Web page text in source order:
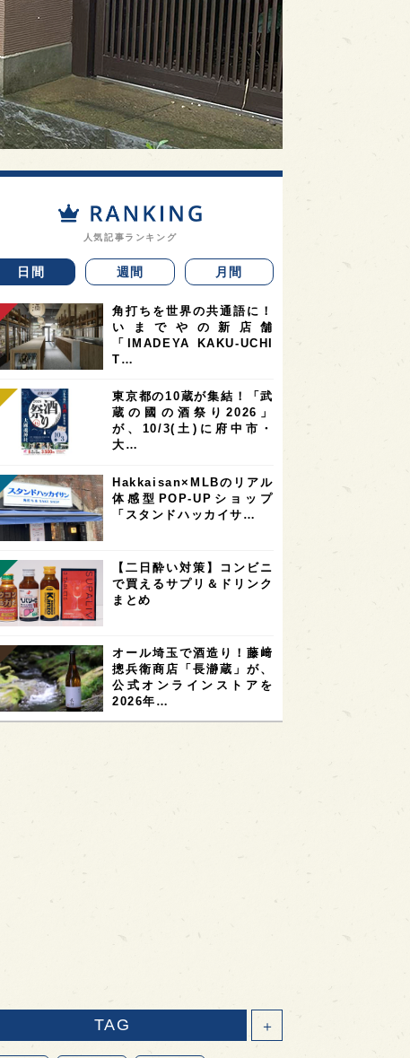
人気記事ランキング
日間 週間 月間
角打ちを世界の共通語に！
いまでやの新店舗
「IMADEYA KAKU-UCHI
T…
東京都の10蔵が集結！「武
蔵の國の酒祭り2026」
が、10/3(土)に府中市・
大…
Hakkaisan×MLBのリアル
体感型POP-UPショップ
「スタンドハッカイサ…
【二日酔い対策】コンビニ
で買えるサプリ＆ドリンク
まとめ
オール埼玉で酒造り！藤﨑
摠兵衛商店「長瀞蔵」が、
公式オンラインストアを
2026年…
TAG ＋